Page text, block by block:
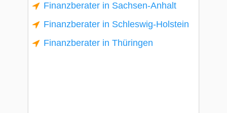
Finanzberater in Sachsen-Anhalt
Finanzberater in Schleswig-Holstein
Finanzberater in Thüringen